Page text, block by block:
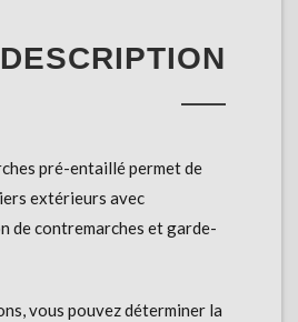
DESCRIPTION
pré-entaillé permet de
extérieurs avec
de contremarches et garde-
vous pouvez déterminer la